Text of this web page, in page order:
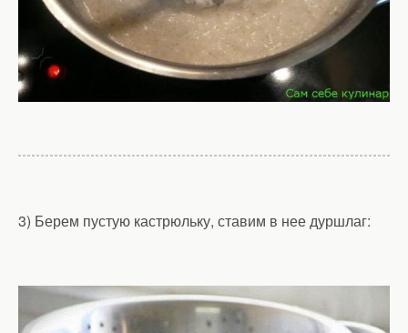
3) Берем пустую кастрюльку, ставим в нее дуршлаг: